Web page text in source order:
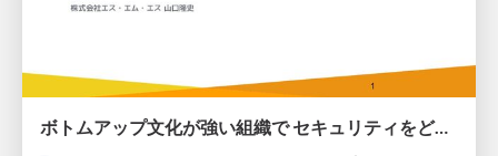
ボトムアップ文化が強い組織で セキュリティをどう根付かせていくかの現在進行形の話 / Making Security Stick in a Bottom-Up Organization